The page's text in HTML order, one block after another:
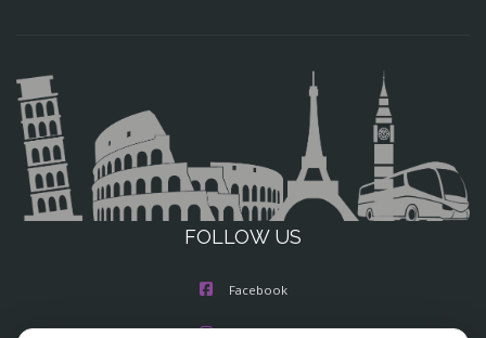
FOLLOW US
Facebook
Instagram